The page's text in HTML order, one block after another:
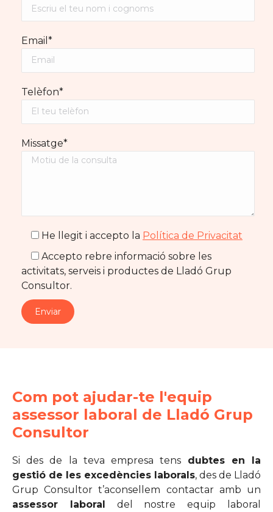
Email*
Telèfon*
Missatge*
He llegit i accepto la Política de Privacitat
Accepto rebre informació sobre les
activitats, serveis i productes de Lladó Grup
Consultor.
Com pot ajudar-te l'equip
assessor laboral de Lladó Grup
Consultor
Si des de la teva empresa tens dubtes en la
gestió de les excedències laborals, des de Lladó
Grup Consultor t’aconsellem contactar amb un
assessor laboral del nostre equip laboral